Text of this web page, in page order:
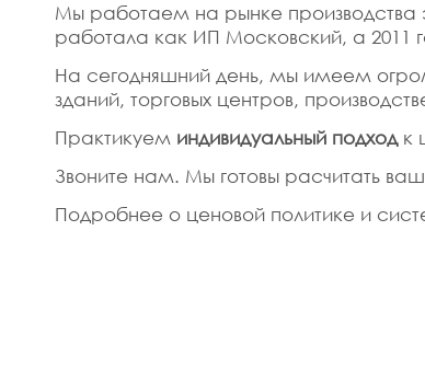
Мы работаем на рынке производства
работала как ИП Московский, а 2011
На сегодняшний день, мы имеем
зданий, торговых центров,
Практикуем индивидуальный подходк
Звоните нам. Мы готовы расчитать
Подробнее о ценовой политике и